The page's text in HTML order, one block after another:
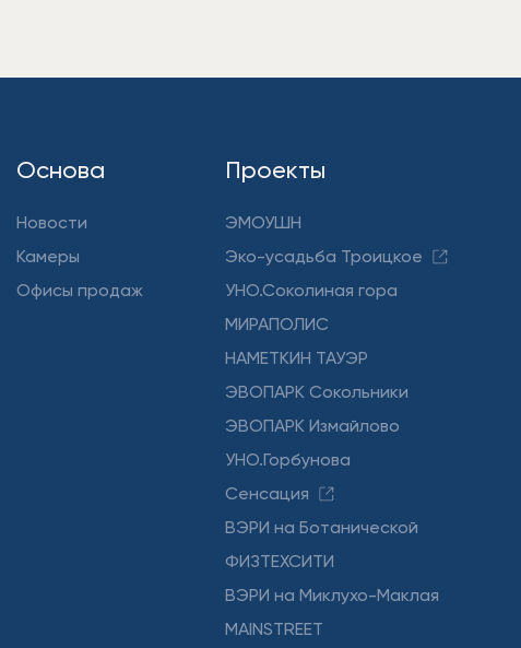
Основа
Новости
Камеры
Офисы продаж
Проекты
ЭМОУШН
Эко-усадьба Троицкое
УНО.Соколиная гора
МИРАПОЛИС
НАМЕТКИН ТАУЭР
ЭВОПАРК Сокольники
ЭВОПАРК Измайлово
УНО.Горбунова
Сенсация
ВЭРИ на Ботанической
ФИЗТЕХСИТИ
ВЭРИ на Миклухо-Маклая
MAINSTREET